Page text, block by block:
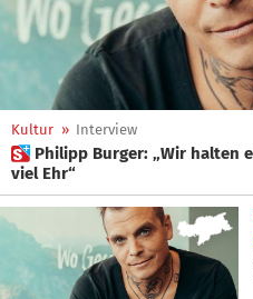
Kultur » Interview
 Philipp Burger: „Wir halten es wie die Spatzen: Viel Feind,
viel Ehr“